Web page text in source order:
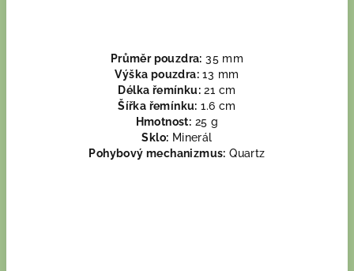
Průměr pouzdra: 35 mm
Výška pouzdra: 13 mm
Délka řemínku: 21 cm
Šířka řemínku: 1.6 cm
Hmotnost: 25 g
Sklo: Minerál
Pohybový mechanizmus: Quartz